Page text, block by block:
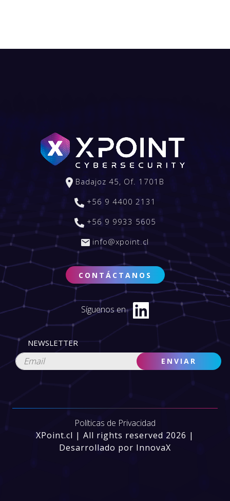
+56 9 4400 2131
Badajoz 45, Of. 1701B
+56 9 9933 5605
info@xpoint.cl
CONTÁCTANOS
Síguenos en
NEWSLETTER
Políticas de Privacidad
XPoint.cl | All rights reserved 2026 |
Desarrollado por InnovaX